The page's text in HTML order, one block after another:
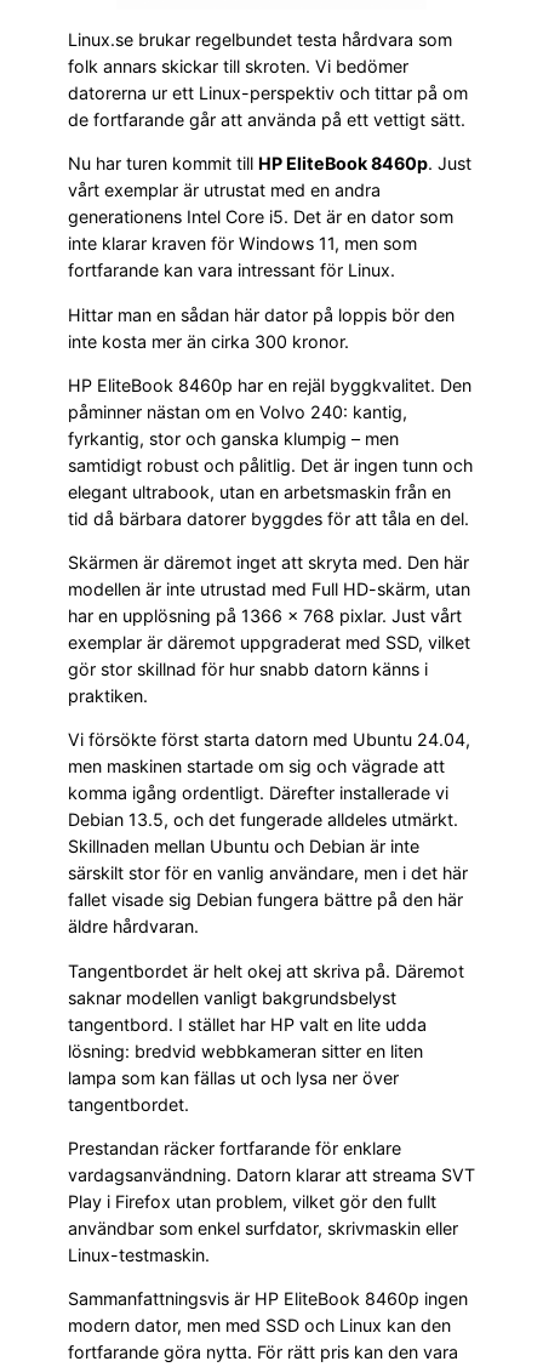
Linux.se brukar regelbundet testa hårdvara som
folk annars skickar till skroten. Vi bedömer
datorerna ur ett Linux-perspektiv och tittar på om
de fortfarande går att använda på ett vettigt sätt.
Nu har turen kommit till HP EliteBook 8460p. Just
vårt exemplar är utrustat med en andra
generationens Intel Core i5. Det är en dator som
inte klarar kraven för Windows 11, men som
fortfarande kan vara intressant för Linux.
Hittar man en sådan här dator på loppis bör den
inte kosta mer än cirka 300 kronor.
HP EliteBook 8460p har en rejäl byggkvalitet. Den
påminner nästan om en Volvo 240: kantig,
fyrkantig, stor och ganska klumpig – men
samtidigt robust och pålitlig. Det är ingen tunn och
elegant ultrabook, utan en arbetsmaskin från en
tid då bärbara datorer byggdes för att tåla en del.
Skärmen är däremot inget att skryta med. Den här
modellen är inte utrustad med Full HD-skärm, utan
har en upplösning på 1366 × 768 pixlar. Just vårt
exemplar är däremot uppgraderat med SSD, vilket
gör stor skillnad för hur snabb datorn känns i
praktiken.
Vi försökte först starta datorn med Ubuntu 24.04,
men maskinen startade om sig och vägrade att
komma igång ordentligt. Därefter installerade vi
Debian 13.5, och det fungerade alldeles utmärkt.
Skillnaden mellan Ubuntu och Debian är inte
särskilt stor för en vanlig användare, men i det här
fallet visade sig Debian fungera bättre på den här
äldre hårdvaran.
Tangentbordet är helt okej att skriva på. Däremot
saknar modellen vanligt bakgrundsbelyst
tangentbord. I stället har HP valt en lite udda
lösning: bredvid webbkameran sitter en liten
lampa som kan fällas ut och lysa ner över
tangentbordet.
Prestandan räcker fortfarande för enklare
vardagsanvändning. Datorn klarar att streama SVT
Play i Firefox utan problem, vilket gör den fullt
användbar som enkel surfdator, skrivmaskin eller
Linux-testmaskin.
Sammanfattningsvis är HP EliteBook 8460p ingen
modern dator, men med SSD och Linux kan den
fortfarande göra nytta. För rätt pris kan den vara